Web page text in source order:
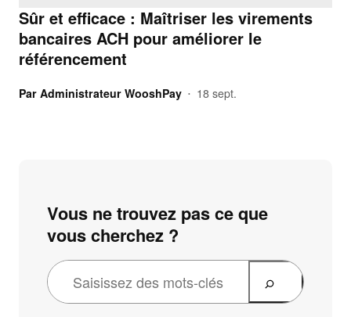
Sûr et efficace : Maîtriser les virements
bancaires ACH pour améliorer le
référencement
Par Administrateur WooshPay • 18 sept.
Vous ne trouvez pas ce que
vous cherchez ?